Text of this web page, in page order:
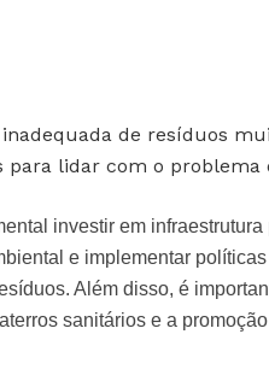
inadequada de resíduos
para lidar com o problema
investir em
e implementar
Além disso, é
sanitários e a